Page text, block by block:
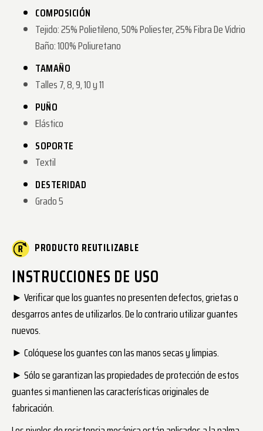
COMPOSICIÓN
Tejido: 25% Polietileno, 50% Poliester, 25% Fibra De Vidrio
Baño: 100% Poliuretano
TAMAÑO
Talles 7, 8, 9, 10 y 11
PUÑO
Elástico
SOPORTE
Textil
DESTERIDAD
Grado 5
PRODUCTO REUTILIZABLE
INSTRUCCIONES DE USO
► Verificar que los guantes no presenten defectos, grietas o
desgarros antes de utilizarlos. De lo contrario utilizar guantes
nuevos.
► Colóquese los guantes con las manos secas y limpias.
► Sólo se garantizan las propiedades de protección de estos
guantes si mantienen las características originales de
fabricación.